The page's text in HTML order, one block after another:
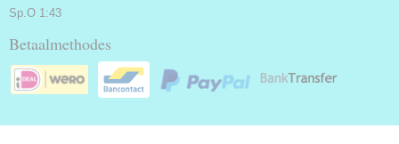
Sp.O 1:43
Betaalmethodes